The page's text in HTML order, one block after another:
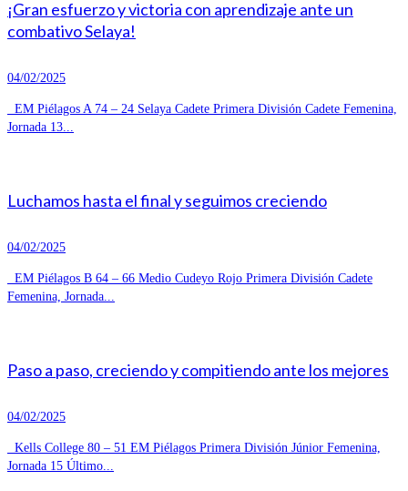
¡Gran esfuerzo y victoria con aprendizaje ante un
combativo Selaya!
04/02/2025
EM Piélagos A 74 – 24 Selaya Cadete Primera División Cadete Femenina,
Jornada 13...
Luchamos hasta el final y seguimos creciendo
04/02/2025
EM Piélagos B 64 – 66 Medio Cudeyo Rojo Primera División Cadete
Femenina, Jornada...
Paso a paso, creciendo y compitiendo ante los mejores
04/02/2025
Kells College 80 – 51 EM Piélagos Primera División Júnior Femenina,
Jornada 15 Último...